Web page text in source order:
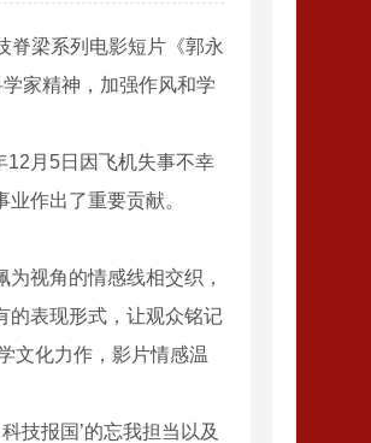
脊梁系列电影短片《郭永
家精神，加强作风和学
月5日因飞机失事不幸
作出了重要贡献。
视角的情感线相交织，
的表现形式，让观众铭记
文化力作，影片情感温
技报国’的忘我担当以及